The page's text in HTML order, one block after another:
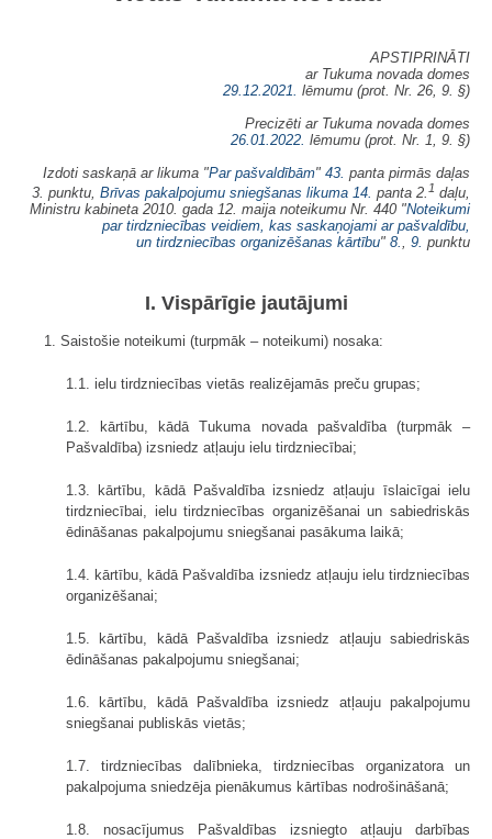
APSTIPRINĀTI
ar Tukuma novada domes
29.12.2021. lēmumu (prot. Nr. 26, 9. §)
Precizēti ar Tukuma novada domes
26.01.2022. lēmumu (prot. Nr. 1, 9. §)
Izdoti saskaņā ar likuma "Par pašvaldībām" 43. panta pirmās daļas
3. punktu, Brīvas pakalpojumu sniegšanas likuma 14. panta 2. 1 daļu,
Ministru kabineta 2010. gada 12. maija noteikumu Nr. 440 "Noteikumi
par tirdzniecības veidiem, kas saskaņojami ar pašvaldību,
un tirdzniecības organizēšanas kārtību" 8., 9. punktu
I. Vispārīgie jautājumi
1. Saistošie noteikumi (turpmāk – noteikumi) nosaka:
1.1. ielu tirdzniecības vietās realizējamās preču grupas;
1.2. kārtību, kādā Tukuma novada pašvaldība (turpmāk –
Pašvaldība) izsniedz atļauju ielu tirdzniecībai;
1.3. kārtību, kādā Pašvaldība izsniedz atļauju īslaicīgai ielu
tirdzniecībai, ielu tirdzniecības organizēšanai un sabiedriskās
ēdināšanas pakalpojumu sniegšanai pasākuma laikā;
1.4. kārtību, kādā Pašvaldība izsniedz atļauju ielu tirdzniecības
organizēšanai;
1.5. kārtību, kādā Pašvaldība izsniedz atļauju sabiedriskās
ēdināšanas pakalpojumu sniegšanai;
1.6. kārtību, kādā Pašvaldība izsniedz atļauju pakalpojumu
sniegšanai publiskās vietās;
1.7. tirdzniecības dalībnieka, tirdzniecības organizatora un
pakalpojuma sniedzēja pienākumus kārtības nodrošināšanā;
1.8. nosacījumus Pašvaldības izsniegto atļauju darbības